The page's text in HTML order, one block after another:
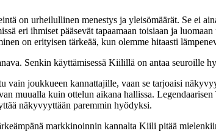
on urheilullinen menestys ja yleisömäärät. Se ei
eri ihmiset pääsevät tapaamaan toisiaan ja
on erityisen tärkeää, kun olemme hitaasti
Senkin käyttämisessä Kiilillä on antaa seuroille
vain joukkueen kannattajille, vaan se tarjoaisi
muualla kuin ottelun aikana hallissa.
näkyvyyttään paremmin hyödyksi.
markkinoinnin kannalta Kiili pitää